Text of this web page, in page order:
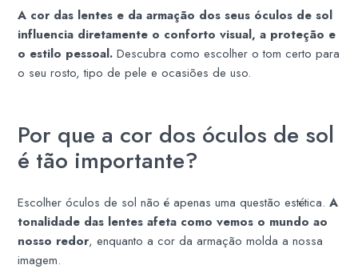
A cor das lentes e da armação dos seus óculos de sol
influencia diretamente o conforto visual, a proteção e
o estilo pessoal. Descubra como escolher o tom certo para
o seu rosto, tipo de pele e ocasiões de uso.
Por que a cor dos óculos de sol
é tão importante?
Escolher óculos de sol não é apenas uma questão estética.A
tonalidade das lentes afeta como vemos o mundo ao
nosso redor, enquanto a cor da armação molda a nossa
imagem.